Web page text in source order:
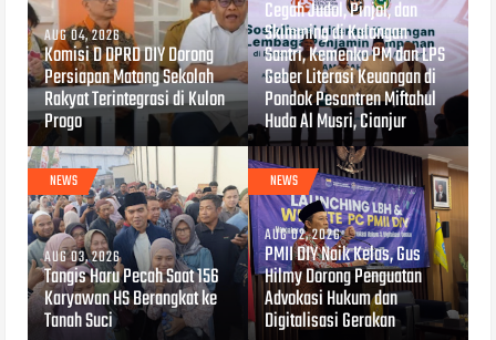
AUG 04, 2026
Komisi D DPRD DIY Dorong
Persiapan Matang Sekolah
Rakyat Terintegrasi di Kulon
Progo
Cegah Judol, Pinjol, dan
Skimming di Kalangan
Santri, Kemenko PM dan LPS
Geber Literasi Keuangan di
Pondok Pesantren Miftahul
Huda Al Musri, Cianjur
NEWS
AUG 03, 2026
Tangis Haru Pecah Saat 156
Karyawan HS Berangkat ke
Tanah Suci
NEWS
AUG 02, 2026
PMII DIY Naik Kelas, Gus
Hilmy Dorong Penguatan
Advokasi Hukum dan
Digitalisasi Gerakan